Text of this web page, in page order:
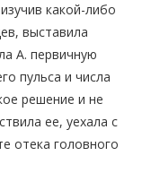
какой-либо
выставила
А. первичную
пульса и числа
решение и не
ее, уехала с
отека головного